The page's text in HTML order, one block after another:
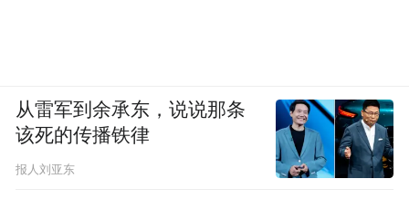
从雷军到余承东，说说那条
该死的传播铁律
报人刘亚东